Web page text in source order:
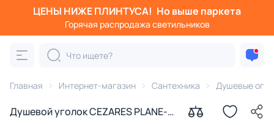
ЦЕНЫ НИЖЕ ПЛИНТУСА! Но выше паркета
Горячая распродажа светильников
Главная Интернет-магазин Сантехника Душевые
Душевой уголок CEZARES PLANE-